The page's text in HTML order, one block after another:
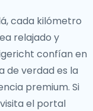
cada kilómetro
relajado y
confían en
de verdad es la
premium. Si
el portal